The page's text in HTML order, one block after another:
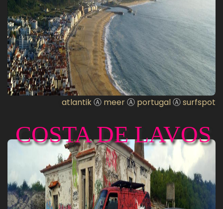
atlantikⒶ meerⒶ portugalⒶsurfspot
COSTA DE LAVOS